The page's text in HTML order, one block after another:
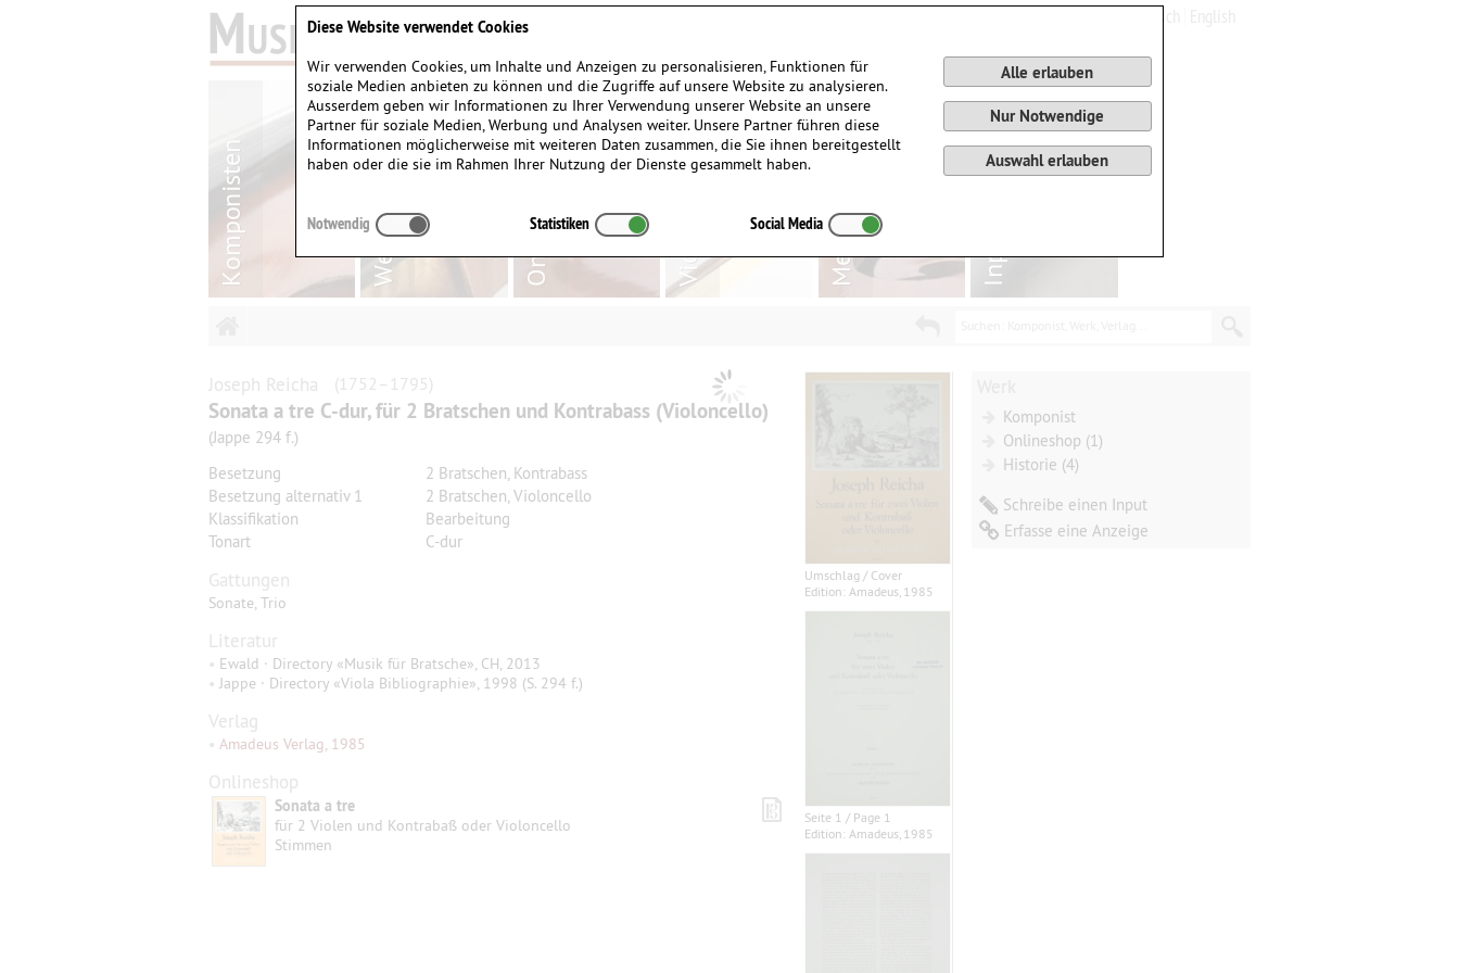
Joseph Reicha (1752–1795)
Sonata a tre C-dur, für 2 Bratschen und Kontrabass (Violoncello)
(Jappe 294 f.)
Besetzung
2 Bratschen, Kontrabass
Besetzung alternativ 1
2 Bratschen, Violoncello
Klassifikation
Bearbeitung
Tonart
C-dur
Gattungen
Sonate, Trio
Literatur
• Ewald · Directory «Musik für Bratsche», CH, 2013
• Jappe · Directory «Viola Bibliographie», 1998 (S. 294 f.)
Verlag
• Amadeus Verlag, 1985
Onlineshop
Sonata a tre
für 2 Violen und Kontrabaß oder Violoncello
Stimmen
Umschlag / Cover
Edition: Amadeus, 1985
Seite 1 / Page 1
Edition: Amadeus, 1985
Komponist
Onlineshop (1)
Historie (4)
Schreibe einen Input
Erfasse eine Anzeige
Diese Website verwendet Cookies
Wir verwenden Cookies, um Inhalte und Anzeigen zu personalisieren, Funktionen für
soziale Medien anbieten zu können und die Zugriffe auf unsere Website zu analysieren.
Ausserdem geben wir Informationen zu Ihrer Verwendung unserer Website an unsere
Partner für soziale Medien, Werbung und Analysen weiter. Unsere Partner führen diese
Informationen möglicherweise mit weiteren Daten zusammen, die Sie ihnen bereitgestellt
haben oder die sie im Rahmen Ihrer Nutzung der Dienste gesammelt haben.
Alle erlauben
Nur Notwendige
Auswahl erlauben
Notwendig Statistiken Social Media